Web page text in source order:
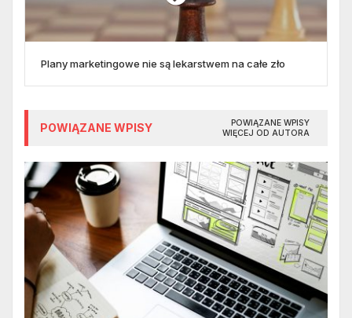
Plany marketingowe nie są lekarstwem na całe zło
POWIĄZANE WPISY
POWIĄZANE WPISY
WIĘCEJ OD AUTORA